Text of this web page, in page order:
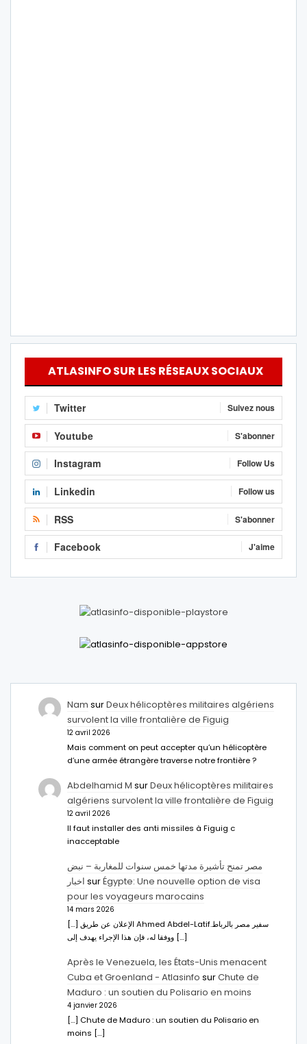
ATLASINFO SUR LES RÉSEAUX SOCIAUX
Twitter Suivez nous
Youtube S'abonner
Instagram Follow Us
Linkedin Follow us
RSS S'abonner
Facebook J'aime
Nam surDeux hélicoptères militaires algériens
survolent la ville frontalière de Figuig
12 avril 2026
Mais comment on peut accepter qu’un hélicoptère
d’une armée étrangère traverse notre frontière ?
Abdelhamid M surDeux hélicoptères militaires
algériens survolent la ville frontalière de Figuig
12 avril 2026
Il faut installer des anti missiles à Figuig c
inacceptable
مصر تمنح تأشيرة مدتها خمس سنوات للمغاربة – نبض
اخبار surÉgypte: Une nouvelle option de visa
pour les voyageurs marocains
14 mars 2026
[…] الإعلان عن طريق Ahmed Abdel-Latifسفير مصر بالرباط.
ووفقا له، فإن هذا الإجراء يهدف إلى […]
Après le Venezuela, les États-Unis menacent
Cuba et Groenland - Atlasinfo surChute de
Maduro : un soutien du Polisario en moins
4 janvier 2026
[…] Chute de Maduro : un soutien du Polisario en
moins […]